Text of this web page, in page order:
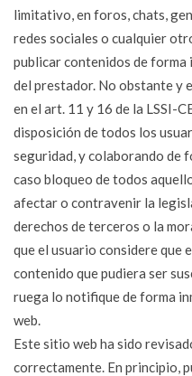
limitativo, en foros, chats,
redes sociales o cualquier
publicar contenidos de forma
del prestador. No obstante y
en el art. 11 y 16 de la LSSI-
disposición de todos los
seguridad, y colaborando de
caso bloqueo de todos
afectar o contravenir la
derechos de terceros o la
que el usuario considere que
contenido que pudiera ser
ruega lo notifique de forma
web.
Este sitio web ha sido
correctamente. En principio,